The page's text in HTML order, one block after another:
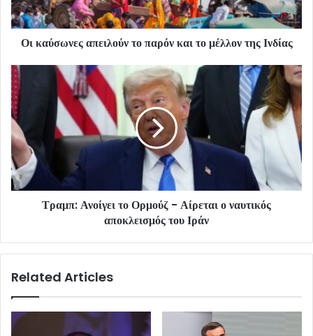
Οι καύσωνες απειλούν το παρόν και το μέλλον της Ινδίας
Τραμπ: Ανοίγει το Ορμούζ - Αίρεται ο ναυτικός
αποκλεισμός του Ιράν
Related Articles